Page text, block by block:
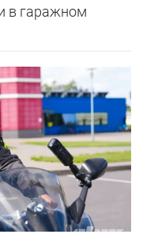
в гаражном